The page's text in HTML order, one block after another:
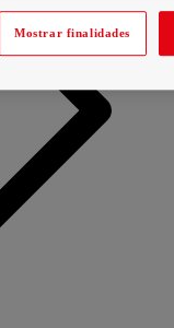
Mostrar finalidades